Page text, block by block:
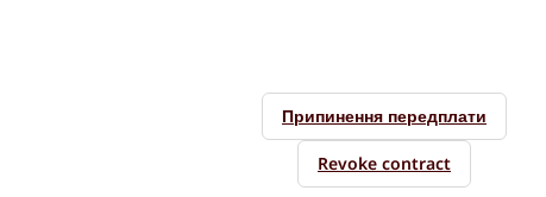
Припинення передплати
Revoke contract